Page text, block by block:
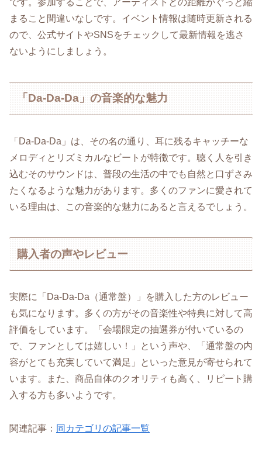
まること間違いなしです。イベント情報は随時更新される
ので、公式サイトやSNSをチェックして最新情報を逃さ
ないようにしましょう。
「Da-Da-Da」の音楽的な魅力
「Da-Da-Da」は、その名の通り、耳に残るキャッチーな
メロディとリズミカルなビートが特徴です。聴く人を引き
込むそのサウンドは、普段の生活の中でも自然と口ずさみ
たくなるような魅力があります。多くのファンに愛されて
いる理由は、この音楽的な魅力にあると言えるでしょう。
購入者の声やレビュー
実際に「Da-Da-Da（通常盤）」を購入した方のレビュー
も気になります。多くの方がその音楽性や特典に対して高
評価をしています。「会場限定の抽選券が付いているの
で、ファンとしては嬉しい！」という声や、「通常盤の内
容がとても充実していて満足」といった意見が寄せられて
います。また、商品自体のクオリティも高く、リピート購
入する方も多いようです。
関連記事： 同カテゴリの記事一覧